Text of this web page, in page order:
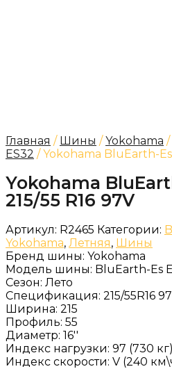
Главная / Шины /Yokohama /
ES32 / Yokohama BluEarth-Es
Yokohama
215/55 R16 97V
Артикул: R2465 Категории:
Yokohama, Летняя, Шины
Бренд шины: Yokohama
Модель шины: BluEarth-Es
Сезон: Лето
Спецификация: 215/55R16
Ширина: 215
Профиль: 55
Диаметр: 16''
Индекс нагрузки: 97 (730 кг)
Индекс скорости: V (240